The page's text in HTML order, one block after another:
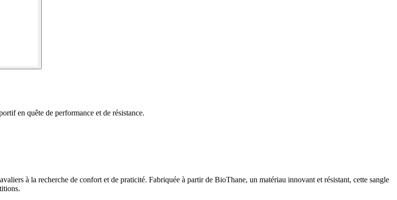
en quête de performance et de résistance.
à la recherche de confort et de praticité. Fabriquée à partir de BioThane, un matériau innovant et résistant, cette sangle